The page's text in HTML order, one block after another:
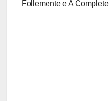
Follemente eA Complete